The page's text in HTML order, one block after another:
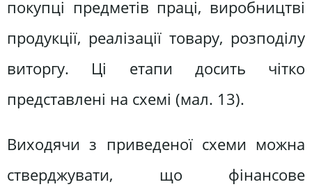
покупці предметів праці, виробництві
продукції, реалізації товару, розподілу
виторгу. Ці етапи досить чітко
представлені на схемі (мал. 13).
Виходячи з приведеної схеми можна
стверджувати, що фінансове